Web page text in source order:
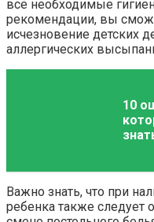
все необходимые
рекомендации, вы
исчезновение детских
аллергических
10
Важно знать, что при
ребенка также следует